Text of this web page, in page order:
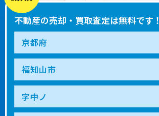
不動産の売却・買取査定は無料です！